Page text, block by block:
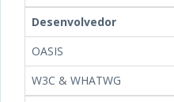
Desenvolvedor
OASIS
W3C & WHATWG